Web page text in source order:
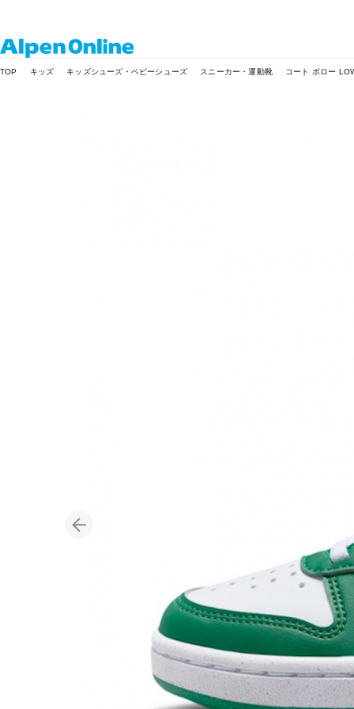
Online
TOP キッズ キッズシューズ・ベビーシューズ スニーカー・運動靴 コート ボロー